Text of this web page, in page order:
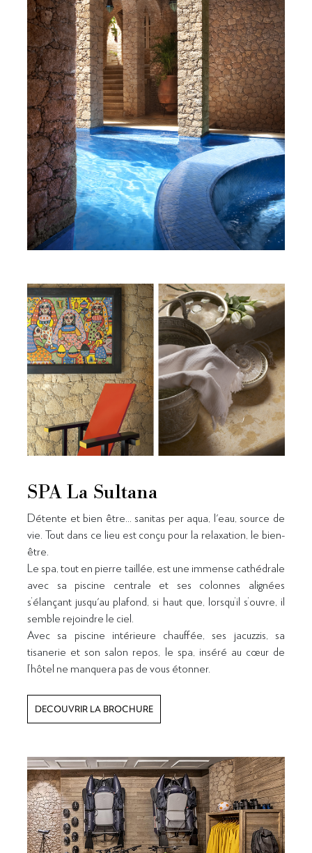
SPA La Sultana
Détente et bien être… sanitas per aqua, l'eau, source de
vie. Tout dans ce lieu est conçu pour la relaxation, le bien-
être.
Le spa, tout en pierre taillée, est une immense cathédrale
avec sa piscine centrale et ses colonnes alignées
s’élançant jusqu'au plafond, si haut que, lorsqu’il s’ouvre, il
semble rejoindre le ciel.
Avec sa piscine intérieure chauffée, ses jacuzzis, sa
tisanerie et son salon repos, le spa, inséré au cœur de
l’hôtel ne manquera pas de vous étonner.
DECOUVRIR LA BROCHURE